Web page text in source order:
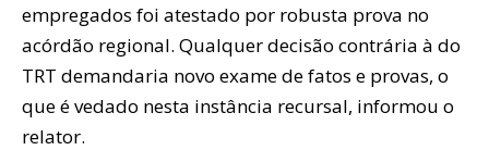
empregados foi atestado por robusta prova no
acórdão regional. Qualquer decisão contrária à do
TRT demandaria novo exame de fatos e provas, o
que é vedado nesta instância recursal, informou o
relator.